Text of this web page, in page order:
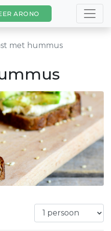
ARONO
met hummus